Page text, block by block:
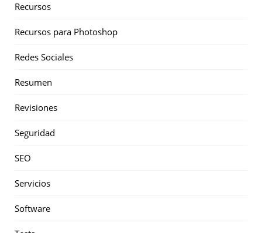
Recursos
Recursos para Photoshop
Redes Sociales
Resumen
Revisiones
Seguridad
SEO
Servicios
Software